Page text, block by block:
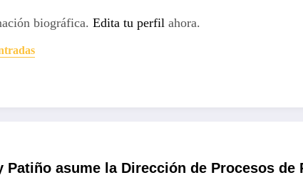
biográfica. Edita tu perfil ahora.
Patiño asume la Dirección de Procesos